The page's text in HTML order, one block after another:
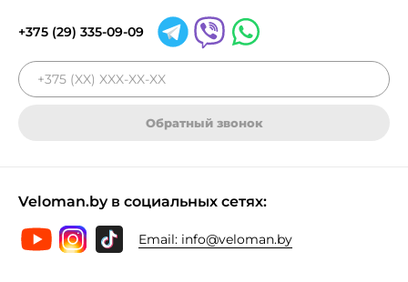
+375 (29) 335-09-09
Обратный звонок
Veloman.by в социальных сетях:
Email: info@veloman.by